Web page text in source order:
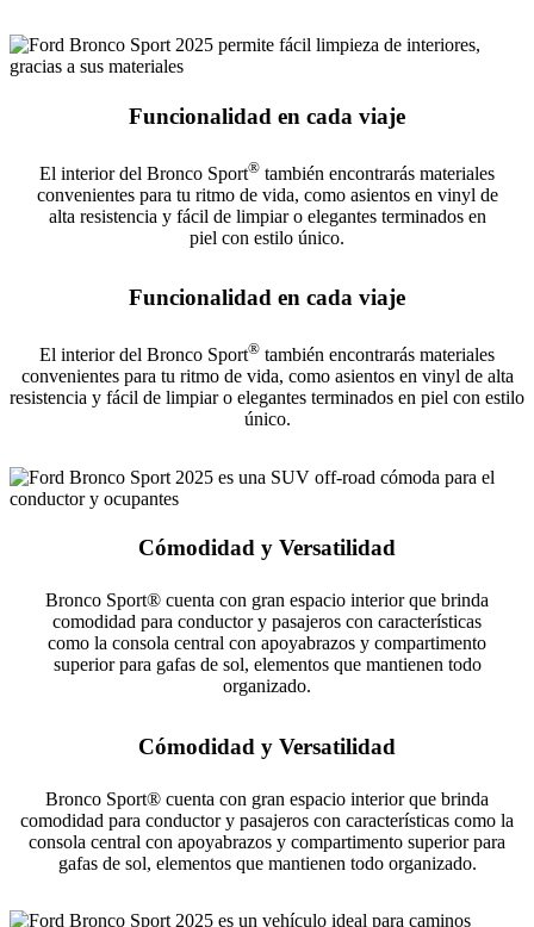
Funcionalidad en cada viaje
El interior del Bronco Sport® también encontrarás materiales
convenientes para tu ritmo de vida, como asientos en vinyl de
alta resistencia y fácil de limpiar o elegantes terminados en
piel con estilo único.
Funcionalidad en cada viaje
El interior del Bronco Sport® también encontrarás materiales
convenientes para tu ritmo de vida, como asientos en vinyl de alta
resistencia y fácil de limpiar o elegantes terminados en piel con estilo
único.
Cómodidad y Versatilidad
Bronco Sport® cuenta con gran espacio interior que brinda
comodidad para conductor y pasajeros con características
como la consola central con apoyabrazos y compartimento
superior para gafas de sol, elementos que mantienen todo
organizado.
Cómodidad y Versatilidad
Bronco Sport® cuenta con gran espacio interior que brinda
comodidad para conductor y pasajeros con características como la
consola central con apoyabrazos y compartimento superior para
gafas de sol, elementos que mantienen todo organizado.